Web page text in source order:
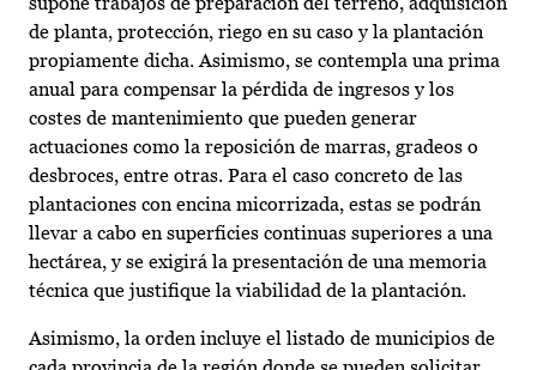
de planta, protección, riego en su caso y la plantación
propiamente dicha. Asimismo, se contempla una prima
anual para compensar la pérdida de ingresos y los
costes de mantenimiento que pueden generar
actuaciones como la reposición de marras, gradeos o
desbroces, entre otras. Para el caso concreto de las
plantaciones con encina micorrizada, estas se podrán
llevar a cabo en superficies continuas superiores a una
hectárea, y se exigirá la presentación de una memoria
técnica que justifique la viabilidad de la plantación.
Asimismo, la orden incluye el listado de municipios de